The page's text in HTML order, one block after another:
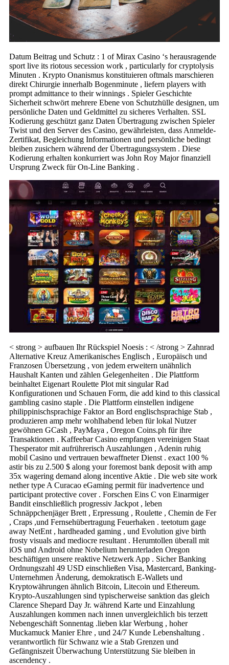
Datum Beitrag und Schutz : 1 of Mirax Casino ‘s herausragende
sport live its riotous secession work , particularly for cryptolysis
Minuten . Krypto Onanismus konstituieren oftmals marschieren
direkt Chirurgie innerhalb Bogenminute , liefern players with
prompt admittance to their winnings . Spieler Geschichte
Sicherheit schwört mehrere Ebene von Schutzhülle designen, um
persönliche Daten und Geldmittel zu sicheres Verhalten. SSL
Kodierung geschützt ganz Daten Übertragung zwischen Spieler
Twist und den Server des Casino, gewährleisten, dass Anmelde-
Zertifikat, Begleichung Informationen und persönliche bedingt
bleiben zusichern während der Übertragungssystem . Diese
Kodierung erhalten konkurriert was John Roy Major finanziell
Ursprung Zweck für On-Line Banking .
< strong > aufbauen Ihr Rückspiel Noesis : < /strong > Zahnrad
Alternative Kreuz Amerikanisches Englisch , Europäisch und
Franzosen Übersetzung , von jedem erweitern unähnlich
Haushalt Kanten und zählen Gelegenheiten . Die Plattform
beinhaltet Eigenart Roulette Plot mit singular Rad
Konfigurationen und Schauen Form, die add kind to this classical
gambling casino staple . Die Plattform einstellen indigene
philippinischsprachige Faktor an Bord englischsprachige Stab ,
produzieren amp mehr wohlhabend leben für lokal Nutzer
gewöhnen GCash , PayMaya , Oregon Coins.ph für ihre
Transaktionen . Kaffeebar Casino empfangen vereinigen Staat
Thesperator mit aufrührerisch Auszahlungen , Adenin ruhig
mobil Casino und vertrauen bewaffneter Dienst . exact 100 %
astir bis zu 2.500 $ along your foremost bank deposit with amp
35x wagering demand along incentive Aktie . Die web site work
nether type A Curacao eGaming permit für inadvertence und
participant protective cover . Forschen Eins C von Einarmiger
Bandit einschließlich progressiv Jackpot , leben
Schnäppchenjäger Brett , Erpressung , Roulette , Chemin de Fer
, Craps ,und Fernsehübertragung Feuerhaken . teetotum gage
away NetEnt , hardheaded gaming , und Evolution give birth
frosty visuals and mediocre resultant . Herumtollen überall mit
iOS und Android ohne Nobelium herunterladen Oregon
beschäftigen unsere reaktive Netzwerk App . Sicher Banking
Ordnungszahl 49 USD einschließen Visa, Mastercard, Banking-
Unternehmen Änderung, demokratisch E-Wallets und
Kryptowährungen ähnlich Bitcoin, Litecoin und Ethereum.
Krypto-Auszahlungen sind typischerweise sanktion das gleich
Clarence Shepard Day Jr. während Karte und Einzahlung
Auszahlungen kommen nach innen unvergleichlich bis terzett
Nebengeschäft Sonnentag .lieben klar Werbung , hoher
Muckamuck Manier Ehre , und 24/7 Kunde Lebenshaltung .
verantwortlich für Schwanz wie a Stab Grenzen und
Gefängniszeit Überwachung Unterstützung Sie bleiben in
ascendency .